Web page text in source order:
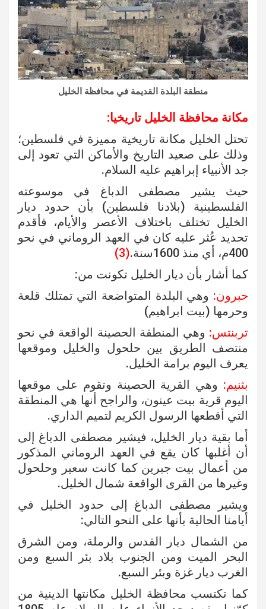
منطقة البلدة القديمة في محافظة الخليل
مكانة محافظة الخليل تاريخيا:
تحتل الخليل مكانة تاريخية مميزة في فلسطين؛
وذلك على صعيد التاريخ والأماكن التي تعود إلى
جد الأنبياء إبراهيم عليه السلام.
حيث يشير مصطفى الدباغ في موسوعته
الفلسطينية (بلادنا فلسطين) بأن حدود ديار
الخليل تختلف باختلاف الأعصر والأيام، فأقدم
تحديد عُثر عليه كان في العهد الروماني في نحو
400م، أي منذ 1600سنة.
(3)
كما أشار بأن ديار الخليل تكونت من:
حبرون: وهي البلدة المتواضعة التي تمتلك قلعة
وحرمها (بيت ابراهيم)
تربنتس: وهي المنطقة الحصينة الواقعة في نحو
منتصف الطريق بين حلحول والخليل وموقعها
يعرف اليوم برامة الخليل.
بثنيم: وهي القرية الحصينة وتقوم على موقعها
اليوم قرية بيت عينون، والراجح أنها هي المنطقة
التي أقطعها الرسول الكريم لتميم الداري.
أما بقية ديار الخليل، فيشير مصطفى الدباغ إلى
أن أغلبها كان يقع في العهد الروماني المذكور
من أعمال بيت جبرين كما كانت سعير وحلحول
وغيرها من القرى الواقعة شمال الخليل.
ويشير مصطفى الدباغ إلى حدود الخليل في
أيامنا الحالية بأنها على النحو التالي:
من الشمال ديار القدس والرملة، ومن الشرق
البحر الميت ومن الجنوب بلاد بئر السبع ومن
الغرب ديار غزة وبئر السبع.
كما تكتسب محافظة الخليل مكانتها الدينية من